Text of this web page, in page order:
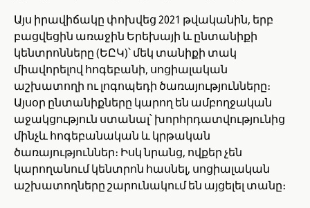
Այս իրավիճակը փոխվեց 2021 թվականին, երբ
բացվեցին առաջին Երեխայի և ընտանիքի
կենտրոնները (ԵԸԿ)՝ մեկ տանիքի տակ
միավորելով հոգեբանի, սոցիալական
աշխատողի ու լոգոպեդի ծառայությունները։
Այսօր ընտանիքները կարող են ամբողջական
աջակցություն ստանալ՝ խորհրդատվությունից
մինչև հոգեբանական և կրթական
ծառայություններ։ Իսկ նրանց, ովքեր չեն
կարողանում կենտրոն հասնել, սոցիալական
աշխատողները շարունակում են այցելել տանը։